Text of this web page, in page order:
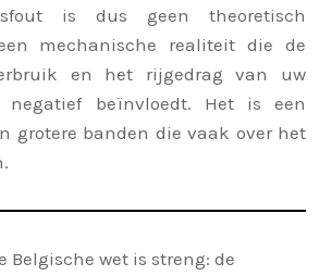
is dus geen theoretisch
mechanische realiteit die de
en het rijgedrag van uw
beïnvloedt. Het is een
grotere banden die vaak over het
Belgische wet is streng: de